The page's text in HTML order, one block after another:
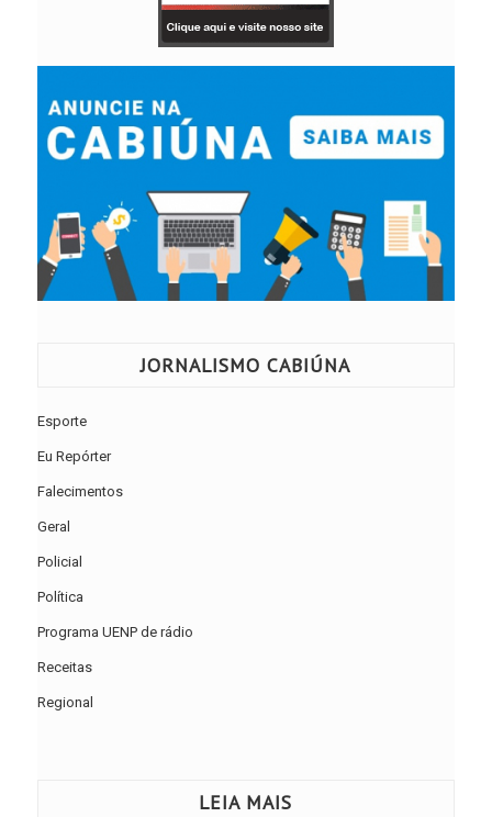
JORNALISMO CABIÚNA
Esporte
Eu Repórter
Falecimentos
Geral
Policial
Política
Programa UENP de rádio
Receitas
Regional
LEIA MAIS